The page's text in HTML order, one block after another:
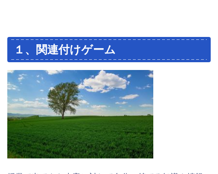
１、関連付けゲーム